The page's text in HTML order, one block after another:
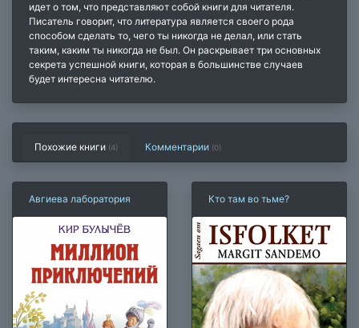
идет о том, что представляют собой книги для читателя.
Писатель говорит, что литература является своего рода
способом сделать то, чего ты никогда не делал, или стать
таким, каким ты никогда не был. Он раскрывает три основных
секрета успешной книги, которая в большинстве случаев
будет интересна читателю.
Похожие книги (4) Комментарии (0)
Авгиева лаборатория Кто там во тьме?